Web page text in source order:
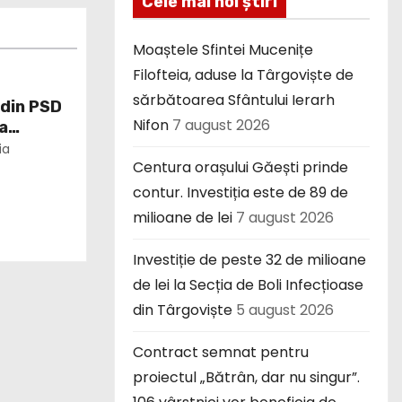
PSD
Moaștele Sfintei Mucenițe
Filofteia, aduse la Târgoviște de
sărbătoarea Sfântului Ierarh
Nifon 7 august 2026
Centura orașului Găești prinde
contur. Investiția este de 89 de
milioane de lei 7 august 2026
Investiție de peste 32 de milioane
de lei la Secția de Boli Infecțioase
din Târgoviște 5 august 2026
Contract semnat pentru
proiectul „Bătrân, dar nu singur”.